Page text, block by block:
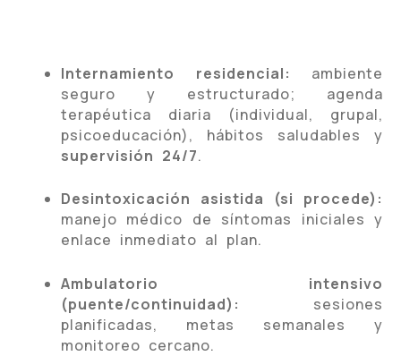
Internamiento residencial:
ambiente
seguro y estructurado; agenda
terapéutica diaria (individual, grupal,
psicoeducación), hábitos saludables y
supervisión 24/7.
Desintoxicación asistida (si procede):
manejo médico de síntomas iniciales y
enlace inmediato al plan.
Ambulatorio intensivo
(puente/continuidad):
sesiones
planificadas, metas semanales y
monitoreo cercano.